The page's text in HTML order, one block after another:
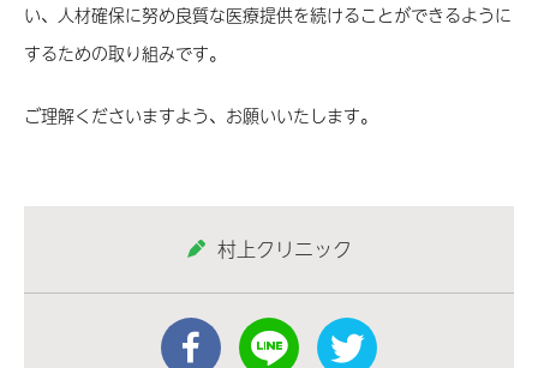
い、人材確保に努め良質な医療提供を続けることができるように
するための取り組みです。
ご理解くださいますよう、お願いいたします。
村上クリニック